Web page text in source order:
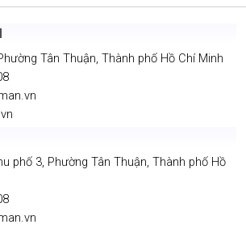
Tân Thuận, Thành phố Hồ Chí Minh